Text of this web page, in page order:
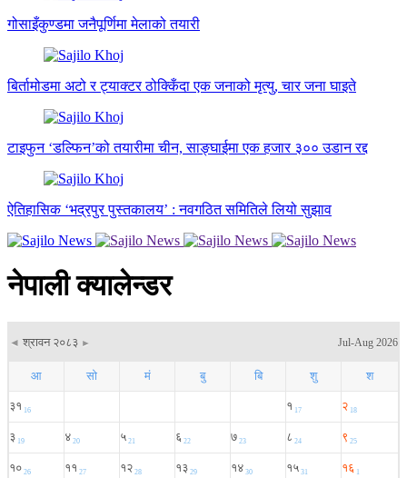
गोसाइँकुण्डमा जनैपूर्णिमा मेलाको तयारी
बिर्तामोडमा अटो र ट्याक्टर ठोक्किँदा एक जनाको मृत्यु, चार जना घाइते
टाइफुन ‘डल्फिन’को तयारीमा चीन, साङ्घाईमा एक हजार ३०० उडान रद्द
ऐतिहासिक ‘भद्रपुर पुस्तकालय’ : नवगठित समितिले लियो सुझाव
नेपाली क्यालेन्डर